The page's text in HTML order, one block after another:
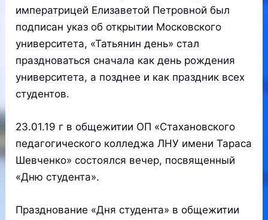
императрицей Елизаветой Петровной был
подписан указ об открытии Московского
университета, «Татьянин день» стал
праздноваться сначала как день рождения
университета, а позднее и как праздник всех
студентов.
23.01.19 г в общежитии ОП «Стахановского
педагогического колледжа ЛНУ имени Тараса
Шевченко» состоялся вечер, посвященный
«Дню студента».
Празднование «Дня студента» в общежитии